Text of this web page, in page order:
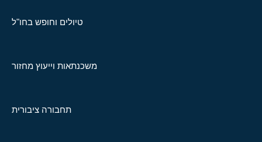
טיולים וחופש בחו"ל
משכנתאות וייעוץ מחזור
תחבורה ציבורית